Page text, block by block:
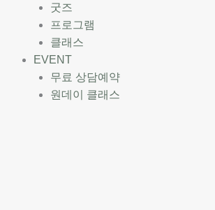
굿즈
프로그램
클래스
EVENT
무료 상담예약
원데이 클래스